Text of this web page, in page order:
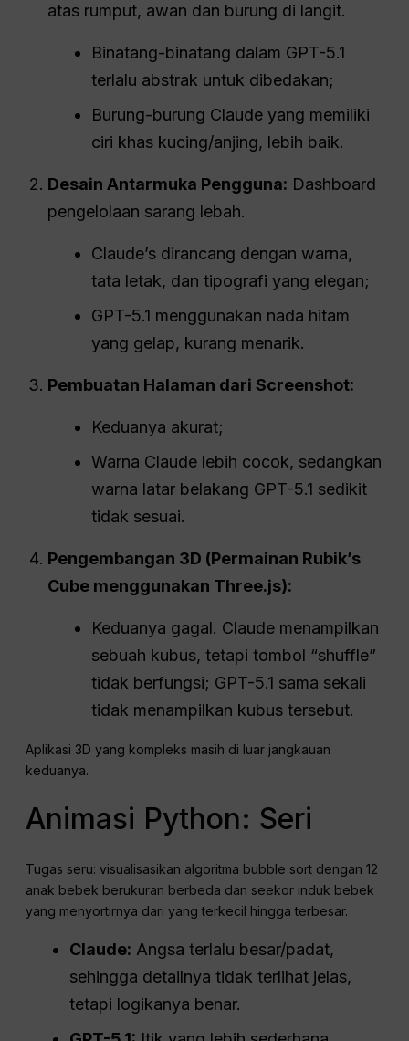
atas rumput, awan dan burung di langit.
Binatang-binatang dalam GPT-5.1
terlalu abstrak untuk dibedakan;
Burung-burung Claude yang memiliki
ciri khas kucing/anjing, lebih baik.
Desain Antarmuka Pengguna: Dashboard
pengelolaan sarang lebah.
Claude’s dirancang dengan warna,
tata letak, dan tipografi yang elegan;
GPT-5.1 menggunakan nada hitam
yang gelap, kurang menarik.
Pembuatan Halaman dari Screenshot:
Keduanya akurat;
Warna Claude lebih cocok, sedangkan
warna latar belakang GPT-5.1 sedikit
tidak sesuai.
Pengembangan 3D (Permainan Rubik’s
Cube menggunakan Three.js):
Keduanya gagal. Claude menampilkan
sebuah kubus, tetapi tombol “shuffle”
tidak berfungsi; GPT-5.1 sama sekali
tidak menampilkan kubus tersebut.
Aplikasi 3D yang kompleks masih di luar jangkauan
keduanya.
Animasi Python: Seri
Tugas seru: visualisasikan algoritma bubble sort dengan 12
anak bebek berukuran berbeda dan seekor induk bebek
yang menyortirnya dari yang terkecil hingga terbesar.
Claude: Angsa terlalu besar/padat,
sehingga detailnya tidak terlihat jelas,
tetapi logikanya benar.